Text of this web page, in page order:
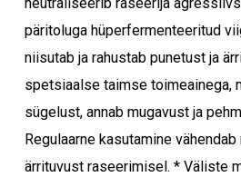
neutraliseerib raseerija
päritoluga hüperfermenteeritud
niisutab ja rahustab punetust ja
spetsiaalse taimse toimeainega,
sügelust, annab mugavust ja
Regulaarne kasutamine
ärrituvust raseerimisel. * Väliste